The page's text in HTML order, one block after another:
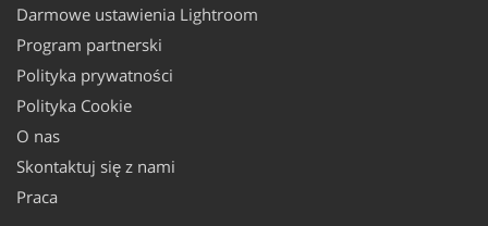
Darmowe ustawienia Lightroom
Program partnerski
Polityka prywatności
Polityka Cookie
O nas
Skontaktuj się z nami
Praca